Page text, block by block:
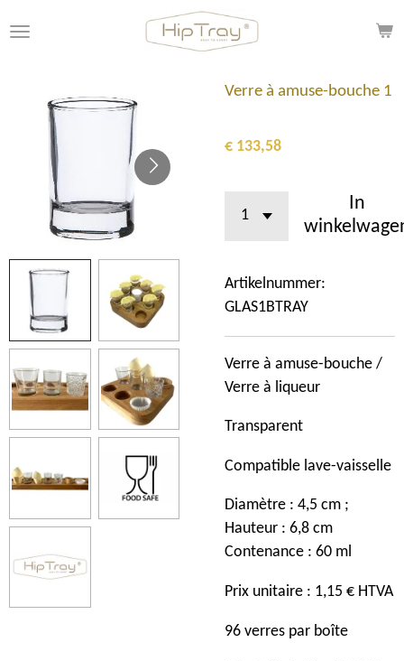
direct
hoofdinhoud
Verre à amuse-bouche 1
€ 133,58
In
Artikelnummer:
GLAS1BTRAY
Verre à amuse-bouche /
Verre à liqueur
Transparent
Compatible lave-vaisselle
Diamètre : 4,5 cm ;
Hauteur : 6,8 cm
Contenance : 60 ml
Prix unitaire : 1,15 € HTVA
96 verres par boîte